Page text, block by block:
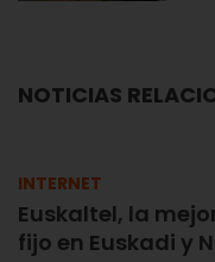
NOTICIAS
INTERNET
Euskaltel, la
fijo en Euskadi y